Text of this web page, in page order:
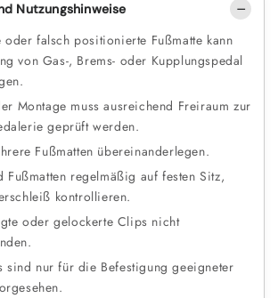
Nutzungshinweise
oder falsch positionierte Fußmatte kann
von Gas-, Brems- oder Kupplungspedal
Montage muss ausreichend Freiraum zur
geprüft werden.
Fußmatten übereinanderlegen.
Fußmatten regelmäßig auf festen Sitz,
kontrollieren.
oder gelockerte Clips nicht
sind nur für die Befestigung geeigneter